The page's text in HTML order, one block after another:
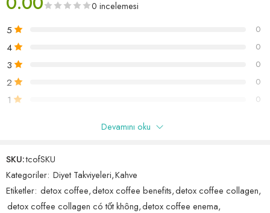
Detaylı bilgi ve kullanım talimatları için ürünün resmi web sitesini ziyaret
edebilirsiniz.
Dikkat:
Hamileler, emziren anneler kullanamaz! Kronik rahatsızlıkları
olanlar iletişime geçip bizlere danışabilirsiniz
Enerji Verir
Trex Coffee için Uyarılar
: Kan akışına bağlı rahatsızlıklara sahip olan
kişiler kullanamaz. Kalp, yüksek tansiyon, böbrek rahatsızlıkları, kanser
hastalıklara sahip kişilerin kullanmalarını tavsiye etmiyoruz. Hamile
emziren bayanların zayıflama ürünleri kullanmaları önerilmez.
0 incelemesi
5 0
4 0
3 0
2 0
1 0
Yalnızca bu ürünü satın almış oturum açmış müşteriler yorum
Yorumlar
Henüz hiç yorum yok.
Devamını oku
SKU:tcofSKU
Kategoriler: Diyet Takviyeleri,Kahve
Etiketler: detox coffee,detox coffee benefits,detox coffee collagen,
detox coffee collagen có tốt không,detox coffee enema,